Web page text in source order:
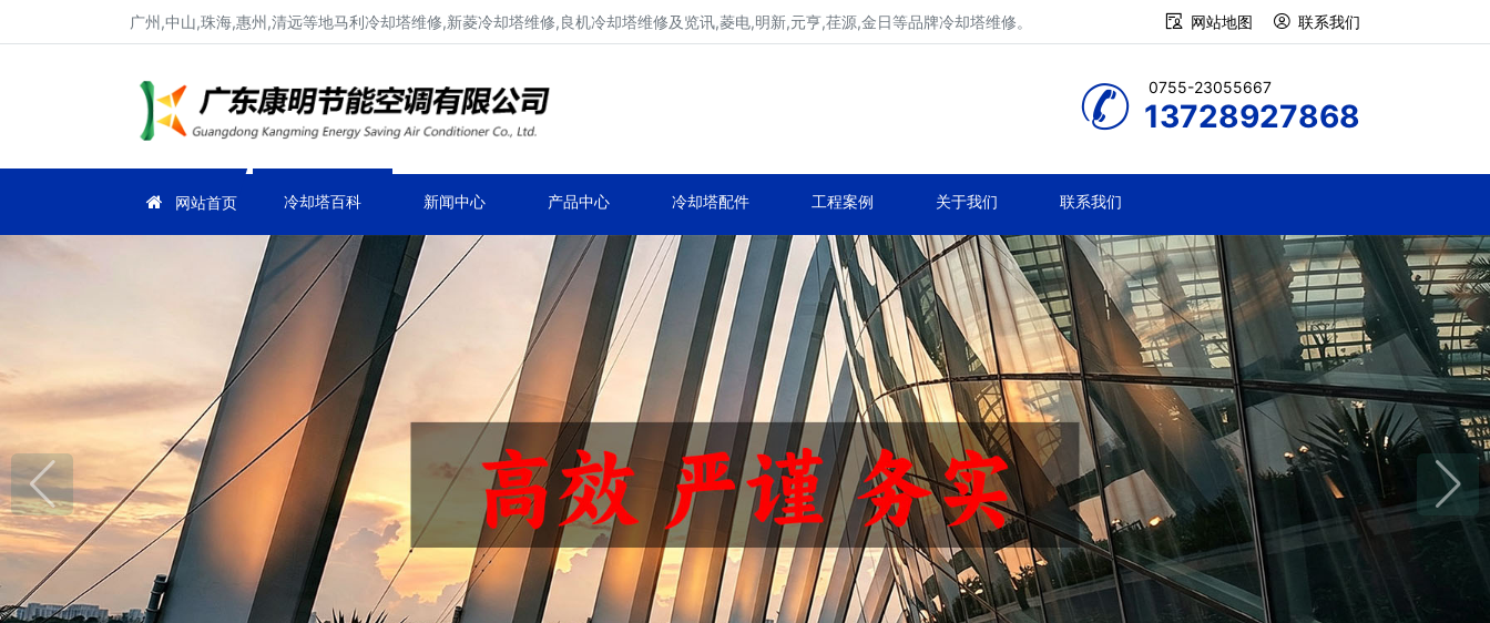
广州,中山,珠海,惠州,清远等地马利冷却塔维修,新菱冷却塔维修,良机冷却塔维修及览讯,菱电,明新,元亨,荏源,金日等品牌冷却塔维修。 网站地图 联系我们
0755-23055667
13728927868
网站首页 冷却塔百科 新闻中心 产品中心 冷却塔配件 工程案例 关于我们 联系我们